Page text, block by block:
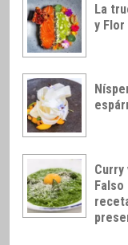
La
y Flor